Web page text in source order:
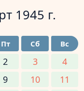
1945 г.
Пт Сб Вс
2 3
4
9 10 11